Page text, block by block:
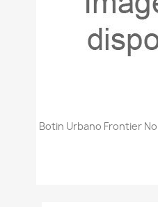
Botin Urbano Frontier